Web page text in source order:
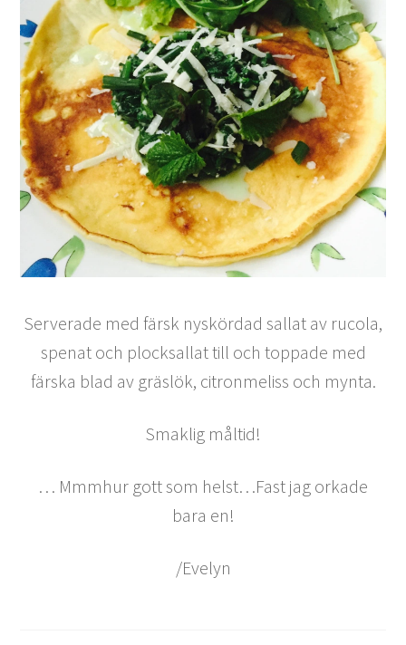
Serverade med färsk nyskördad sallat av rucola,
spenat och plocksallat till och toppade med
färska blad av gräslök, citronmeliss och mynta.
Smaklig måltid!
… Mmmhur gott som helst…Fast jag orkade
bara en!
/Evelyn